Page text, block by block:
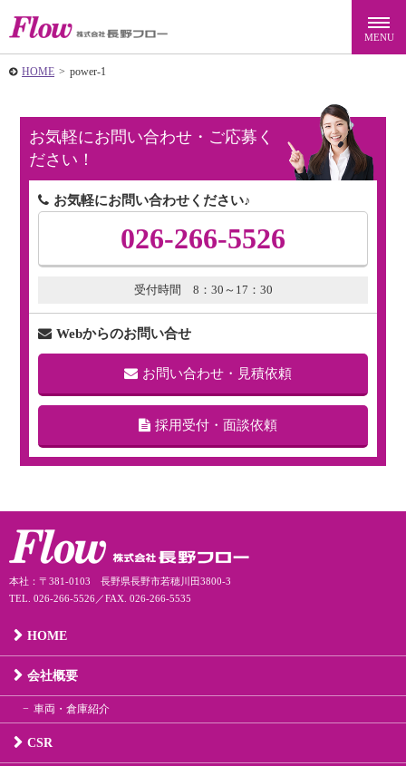
HOME > power-1
お気軽にお問い合わせ・ご応募く
ださい！
お気軽にお問い合わせください♪
026-266-5526
受付時間 8：30～17：30
Webからのお問い合せ
お問い合わせ・見積依頼
採用受付・面談依頼
本社：〒381-0103 長野県長野市若穂川田3800-3
TEL. 026-266-5526／FAX. 026-266-5535
HOME
会社概要
車両・倉庫紹介
CSR